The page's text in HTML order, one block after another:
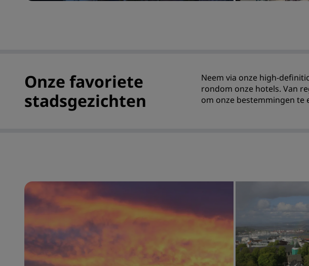
Onze favoriete
stadsgezichten
Neem via onze high-
rondom onze hotels. Van
om onze bestemmingen te